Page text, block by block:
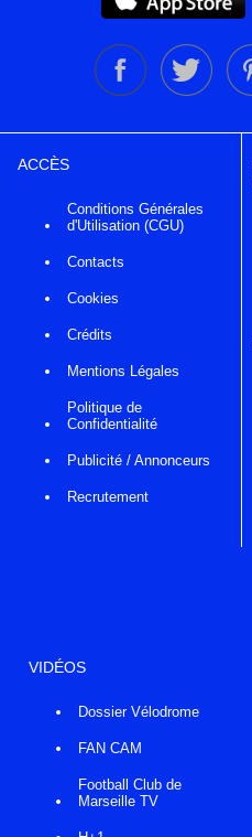
ACCÈS
Conditions Générales
d'Utilisation (CGU)
Contacts
Cookies
Crédits
Mentions Légales
Politique de
Confidentialité
Publicité / Annonceurs
Recrutement
VIDÉOS
Dossier Vélodrome
FAN CAM
Football Club de
Marseille TV